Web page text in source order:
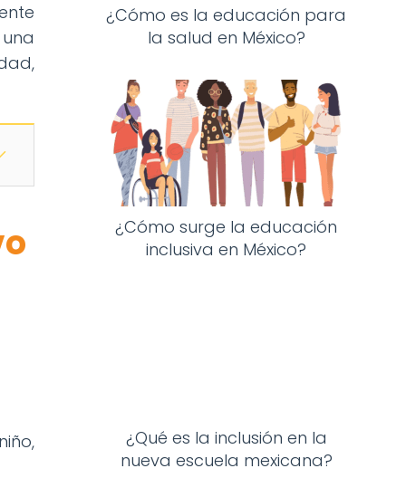
¿Cómo es la educación para
la salud en México?
¿Cómo surge la educación
inclusiva en México?
¿Qué es la inclusión en la
nueva escuela mexicana?